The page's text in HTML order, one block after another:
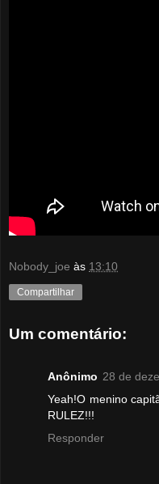
Nobody_joe às 13:10
Compartilhar
Um comentário:
Anônimo 28 de
Yeah!O menino
RULEZ!!!
Responder